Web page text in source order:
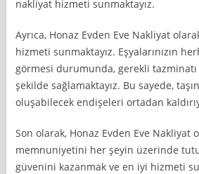
nakliyat hizmeti sunmaktayız.
Ayrıca, Honaz Evden Eve Nakliyat
hizmeti sunmaktayız. Eşyalarınızın
görmesi durumunda, gerekli tazminatı
şekilde sağlamaktayız. Bu sayede,
oluşabilecek endişeleri ortadan
Son olarak, Honaz Evden Eve Nakliyat
memnuniyetini her şeyin üzerinde
güvenini kazanmak ve en iyi hizmeti